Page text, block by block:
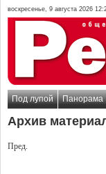
воскресенье, 9 августа 2026
Под лупой Панорама
Архив
Пред.